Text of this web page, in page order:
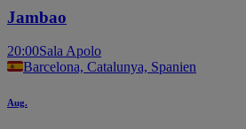
Jambao
20:00Sala Apolo
Barcelona, Catalunya, Spanien
Aug.